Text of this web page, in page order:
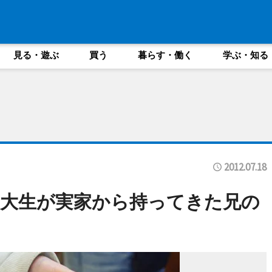
見る・遊ぶ 買う 暮らす・働く 学ぶ・知る
2012.07.18
生が実家から持ってきた兄の